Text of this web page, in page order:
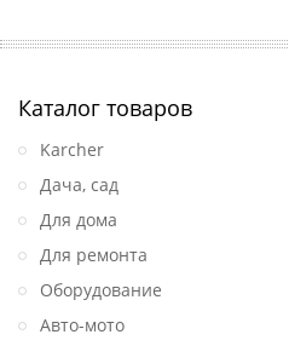
Каталог товаров
Karcher
Дача, сад
Для дома
Для ремонта
Оборудование
Авто-мото